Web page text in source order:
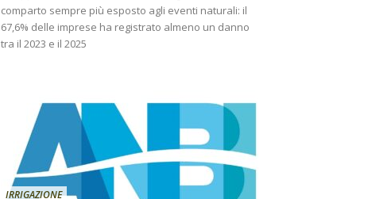
comparto sempre più esposto agli eventi naturali: il
67,6% delle imprese ha registrato almeno un danno
tra il 2023 e il 2025
IRRIGAZIONE